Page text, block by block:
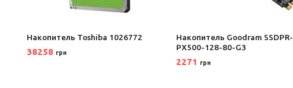
Накопитель Toshiba 1026772
38258 грн
Накопитель Goodram SSDPR-
PX500-128-80-G3
2271 грн